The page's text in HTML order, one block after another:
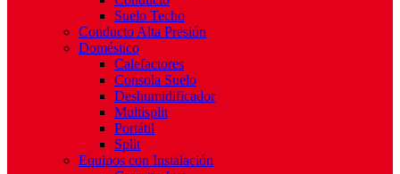
Suelo Techo
Conducto Alta Presión
Doméstico
Calefactores
Consola Suelo
Deshumidificador
Multisplit
Portátil
Split
Equipos con Instalación